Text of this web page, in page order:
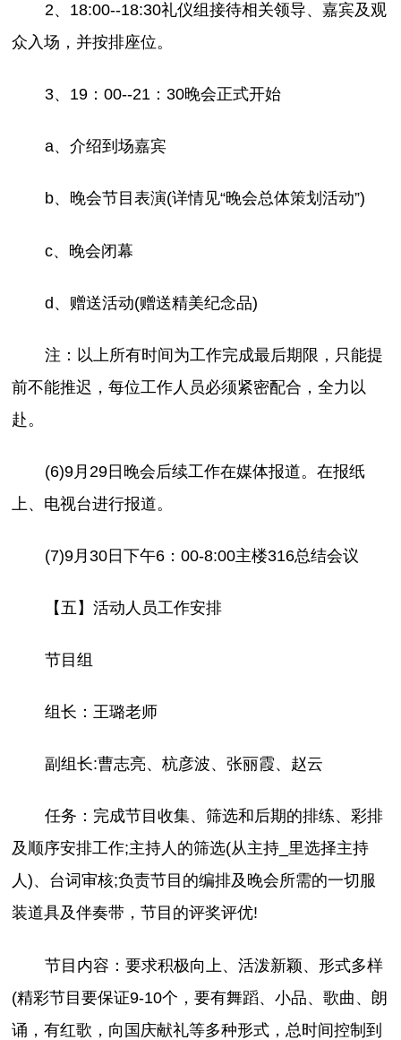
2、18:00--18:30礼仪组接待相关领导、嘉宾及观
众入场，并按排座位。
3、19：00--21：30晚会正式开始
a、介绍到场嘉宾
b、晚会节目表演(详情见“晚会总体策划活动”)
c、晚会闭幕
d、赠送活动(赠送精美纪念品)
注：以上所有时间为工作完成最后期限，只能提
前不能推迟，每位工作人员必须紧密配合，全力以
赴。
(6)9月29日晚会后续工作在媒体报道。在报纸
上、电视台进行报道。
(7)9月30日下午6：00-8:00主楼316总结会议
【五】活动人员工作安排
节目组
组长：王璐老师
副组长:曹志亮、杭彦波、张丽霞、赵云
任务：完成节目收集、筛选和后期的排练、彩排
及顺序安排工作;主持人的筛选(从主持_里选择主持
人)、台词审核;负责节目的编排及晚会所需的一切服
装道具及伴奏带，节目的评奖评优!
节目内容：要求积极向上、活泼新颖、形式多样
(精彩节目要保证9-10个，要有舞蹈、小品、歌曲、朗
诵，有红歌，向国庆献礼等多种形式，总时间控制到